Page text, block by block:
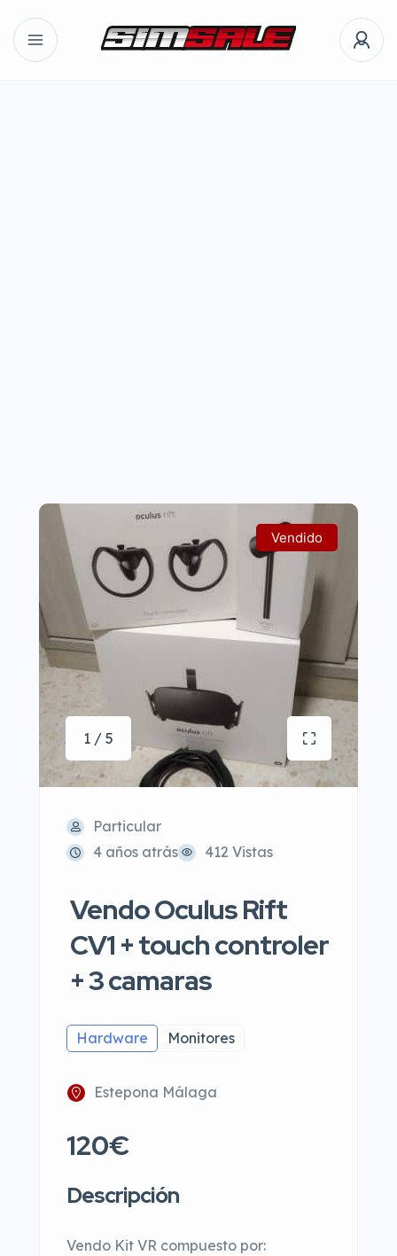
Vendido
1 / 5
Particular
4 años atrás
412 Vistas
Vendo Oculus Rift
CV1 + touch controler
+ 3 camaras
Hardware Monitores
Estepona Málaga
120€
Descripción
Vendo Kit VR compuesto por: